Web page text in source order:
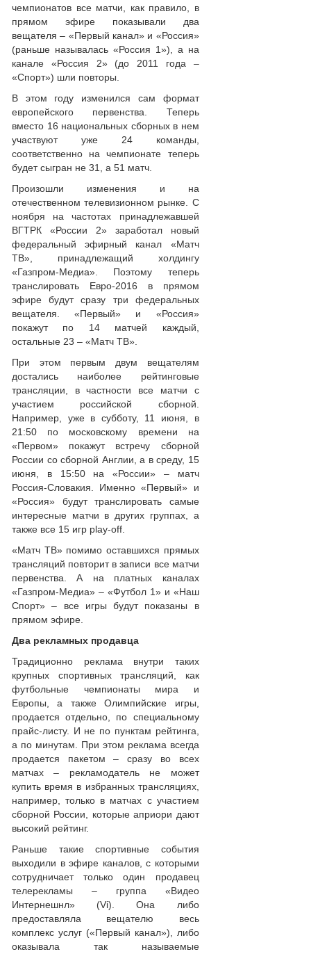
чемпионатов все матчи, как правило, в
прямом эфире показывали два
вещателя – «Первый канал» и «Россия»
(раньше называлась «Россия 1»), а на
канале «Россия 2» (до 2011 года –
«Спорт») шли повторы.
В этом году изменился сам формат
европейского первенства. Теперь
вместо 16 национальных сборных в нем
участвуют уже 24 команды,
соответственно на чемпионате теперь
будет сыгран не 31, а 51 матч.
Произошли изменения и на
отечественном телевизионном рынке. С
ноября на частотах принадлежавшей
ВГТРК «России 2» заработал новый
федеральный эфирный канал «Матч
ТВ», принадлежащий холдингу
«Газпром-Медиа». Поэтому теперь
транслировать Евро-2016 в прямом
эфире будут сразу три федеральных
вещателя. «Первый» и «Россия»
покажут по 14 матчей каждый,
остальные 23 – «Матч ТВ».
При этом первым двум вещателям
достались наиболее рейтинговые
трансляции, в частности все матчи с
участием российской сборной.
Например, уже в субботу, 11 июня, в
21:50 по московскому времени на
«Первом» покажут встречу сборной
России со сборной Англии, а в среду, 15
июня, в 15:50 на «России» – матч
Россия-Словакия. Именно «Первый» и
«Россия» будут транслировать самые
интересные матчи в других группах, а
также все 15 игр play-off.
«Матч ТВ» помимо оставшихся прямых
трансляций повторит в записи все матчи
первенства. А на платных каналах
«Газпром-Медиа» – «Футбол 1» и «Наш
Спорт» – все игры будут показаны в
прямом эфире.
Два рекламных продавца
Традиционно реклама внутри таких
крупных спортивных трансляций, как
футбольные чемпионаты мира и
Европы, а также Олимпийские игры,
продается отдельно, по специальному
прайс-листу. И не по пунктам рейтинга,
а по минутам. При этом реклама всегда
продается пакетом – сразу во всех
матчах – рекламодатель не может
купить время в избранных трансляциях,
например, только в матчах с участием
сборной России, которые априори дают
высокий рейтинг.
Раньше такие спортивные события
выходили в эфире каналов, с которыми
сотрудничает только один продавец
телерекламы – группа «Видео
Интернешнл» (Vi). Она либо
предоставляла вещателю весь
комплекс услуг («Первый канал»), либо
оказывала так называемые